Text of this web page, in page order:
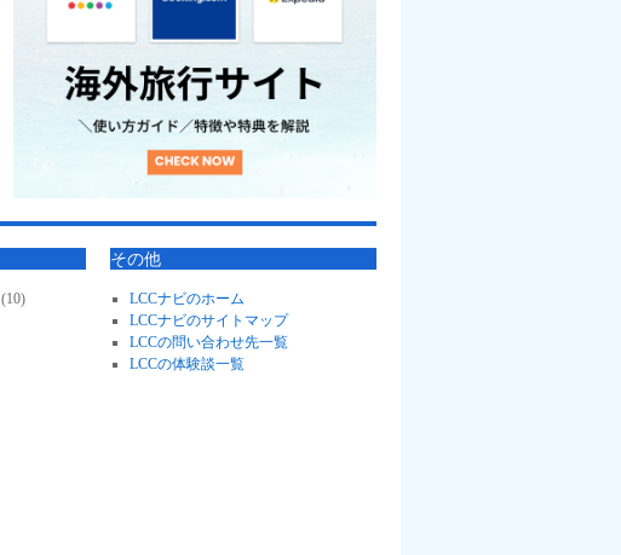
(10)
その他
LCCナビのホーム
LCCナビのサイトマップ
LCCの問い合わせ先一覧
LCCの体験談一覧